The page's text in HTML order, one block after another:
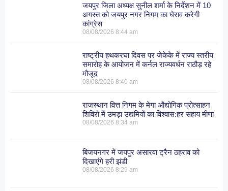
जयपुर जिला अध्यक्ष सुनील शर्मा के निर्देशन में 10
अगस्त को जयपुर नगर निगम का घेराव करेगी
कांग्रेस
08/08/20268:44 am
राष्ट्रीय हथकरघा दिवस पर जेकेके में राज्य स्तरीय
समारोह के आयोजन में कर्नल राज्यवर्धन राठौड़ रहे
मौजूद
08/08/20268:40 am
राजस्थान वित्त निगम के मेगा औद्योगिक प्रोत्साहन
शिविरों में उमड़ा उद्यमियों का विश्वास:हर सहाय मीणा
08/08/20268:34 am
बिजयनगर में जयपुर असारवा ट्रैन ठहराव को
दिखाएंगे हरी झंडी
08/08/20268:29 am